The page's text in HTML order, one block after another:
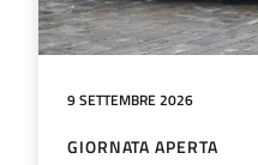
9 SETTEMBRE 2026
GIORNATA APERTA